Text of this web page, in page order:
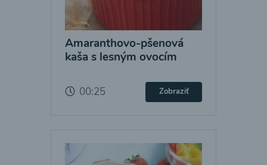
Amaranthovo-pšenová
kaša s lesným ovocím
00:25 Zobraziť